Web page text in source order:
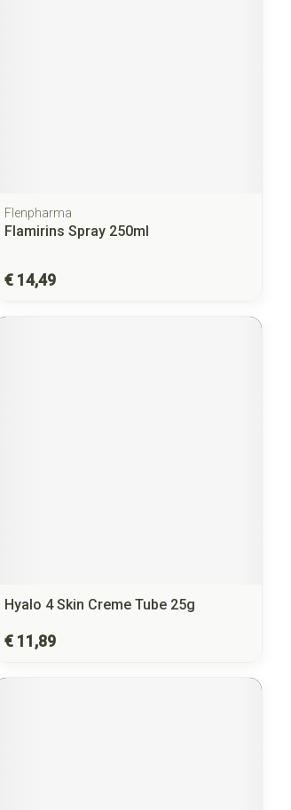
Flenpharma
Flamirins Spray 250ml
€ 14,49
Hyalo 4 Skin Creme Tube 25g
€ 11,89